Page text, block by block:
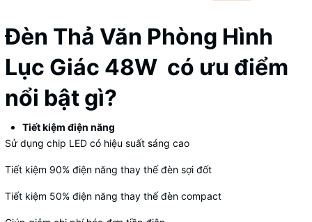
Đèn Thả Văn Phòng Hình
Lục Giác 48W có ưu điểm
nổi bật gì?
Tiết kiệm điện năng
Sử dụng chip LED có hiệu suất sáng cao
Tiết kiệm 90% điện năng thay thế đèn sợi đốt
Tiết kiệm 50% điện năng thay thế đèn compact